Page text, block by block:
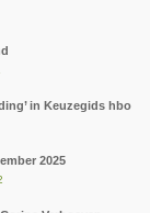
in Keuzegids hbo
2025